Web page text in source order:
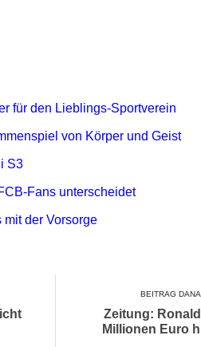
für den Lieblings-Sportverein
von Körper und Geist
S3
Fans unterscheidet
der Vorsorge
BEITRAG
Zeitung:
Millionen Euro